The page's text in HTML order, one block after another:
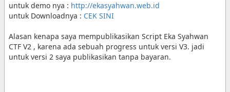
untuk demo nya : http://ekasyahwan.web.id
untuk Downloadnya : CEK SINI
Alasan kenapa saya mempublikasikan Script Eka Syahwan
CTF V2 , karena ada sebuah progress untuk versi V3. jadi
untuk versi 2 saya publikasikan tanpa bayaran.